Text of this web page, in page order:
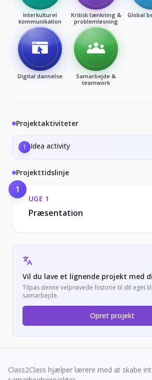
Interkulturel
kommunikation
Kritisk tænkning &
problemløsning
Global
Digital dannelse
Samarbejde &
teamwork
Projektaktiviteter
1 Idea activity
Projekttidslinje
1
UGE 1
Præsentation
Vil du lave et lignende projekt med
Tilpas denne velprøvede historie til dit eget
samarbejde.
Opret projekt
Class2Class hjælper lærere med at skabe